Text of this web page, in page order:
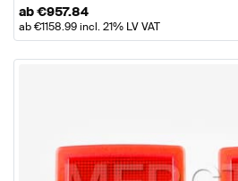
ab€957.84
ab€1158.99incl. 21% LV VAT